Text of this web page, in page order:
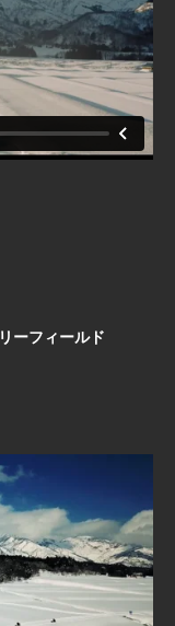
ーフィールド